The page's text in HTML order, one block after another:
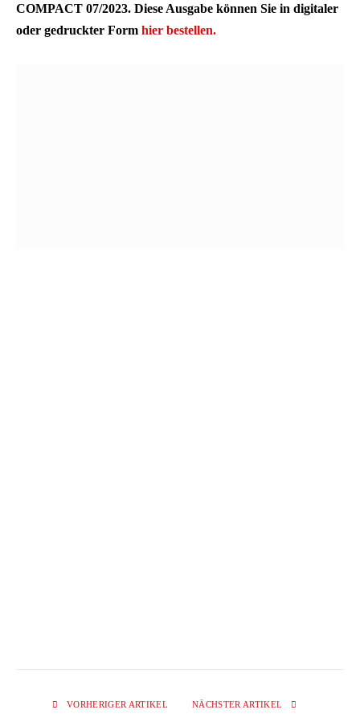
COMPACT 07/2023. Diese Ausgabe können Sie in digitaler
oder gedruckter Form hier bestellen.
VORHERIGER ARTIKEL NÄCHSTER ARTIKEL